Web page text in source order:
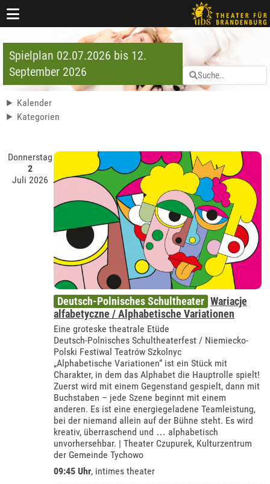
Spielplan 02.07.2026 bis 12.
September 2026
Kalender
Kategorien
Donnerstag
2
Juli 2026
Deutsch-Polnisches Schultheater Wariacje
alfabetyczne / Alphabetische Variationen
Eine groteske theatrale Etüde
Deutsch-Polnisches Schultheaterfest / Niemiecko-
Polski Festiwal Teatrów Szkolnyc
„Alphabetische Variationen“ ist ein Stück mit
Charakter, in dem das Alphabet die Hauptrolle spielt!
Zuerst wird mit einem Gegenstand gespielt, dann mit
Buchstaben – jede Szene beginnt mit einem
anderen. Es ist eine energiegeladene Teamleistung,
bei der niemand allein auf der Bühne steht. Es wird
kreativ, überraschend und … alphabetisch
unvorhersehbar. | Theater Czupurek, Kulturzentrum
der Gemeinde Tychowo
09:45 Uhr, intimes theater